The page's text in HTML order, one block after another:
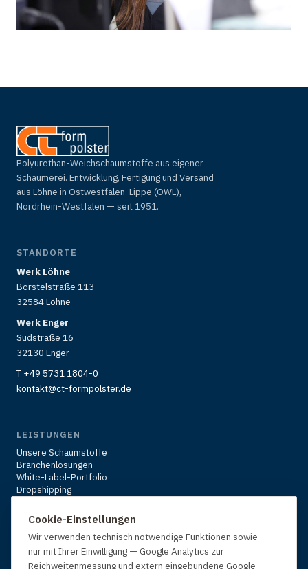
Polyurethan-Weichschaumstoffe aus eigener
Schäumerei. Entwicklung, Fertigung und Versand
aus Löhne in Ostwestfalen-Lippe (OWL),
Nordrhein-Westfalen — seit 1951.
STANDORTE
Werk Löhne
Börstelstraße 113
32584 Löhne
Werk Enger
Südstraße 16
32130 Enger
T +49 5731 1804-0
kontakt@ct-formpolster.de
LEISTUNGEN
Unsere Schaumstoffe
Branchenlösungen
White-Label-Portfolio
Dropshipping
Über uns
Kontakt & Anfrage
Cookie-Einstellungen
Wir verwenden technisch notwendige Funktionen sowie —
nur mit Ihrer Einwilligung — Google Analytics zur
Reichweitenmessung und extern eingebundene Google